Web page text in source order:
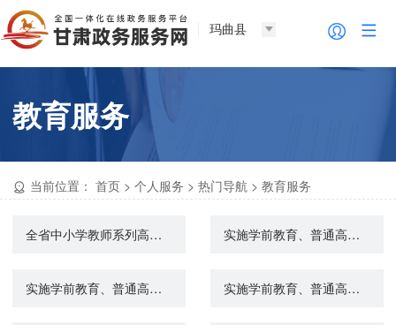
玛曲县
教育服务
当前位置： 首页 >个人服务 >热门导航 >教育服务
全省中小学教师系列高级职称评审 实施学前教育、普通高中教育及中等职业教育的民办学校终止审批
实施学前教育、普通高中教育及中等职业教育的民办学校设立审批 实施学前教育、普通高中教育及中等职业教育的民办学校变更审批